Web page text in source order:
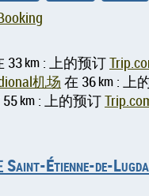
33km : 上的预订
机场 在 36km : 上
km : 上的预订
Étienne-de-